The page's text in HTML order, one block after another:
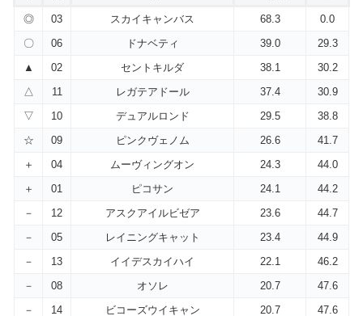
◎ 03 スカイキャンバス 68.3
0.0
〇
06 ドナベティ 39.0
29.3
▲
02 セントキルダ 38.1
30.2
△
11 レガテアドール 37.4
30.9
▽
10 デュアルロンド 29.5
38.8
☆
09 ピンクヴェノム 26.6
41.7
＋
04 ムーヴィングオン 24.3
44.0
＋
01 ピコサン 24.1
44.2
－
12 アスクアイルビゼア 23.6
44.7
－
05 レイニングキャット 23.4
44.9
－
13 イイデスカイハイ 22.1
46.2
－
08 オソレ 20.7
47.6
－
14 ビコーズウイキャン 20.7
47.6